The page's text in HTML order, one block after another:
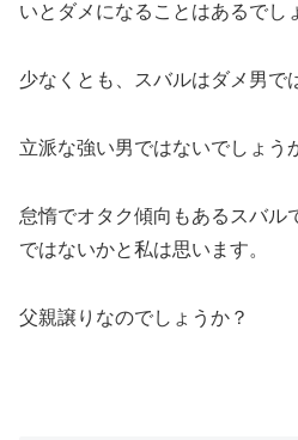
いとダメになることはあるでし
少なくとも、スバルはダメ男で
立派な強い男ではないでしょう
怠惰でオタク傾向もあるスバル
ではないかと私は思います。
父親譲りなのでしょうか？